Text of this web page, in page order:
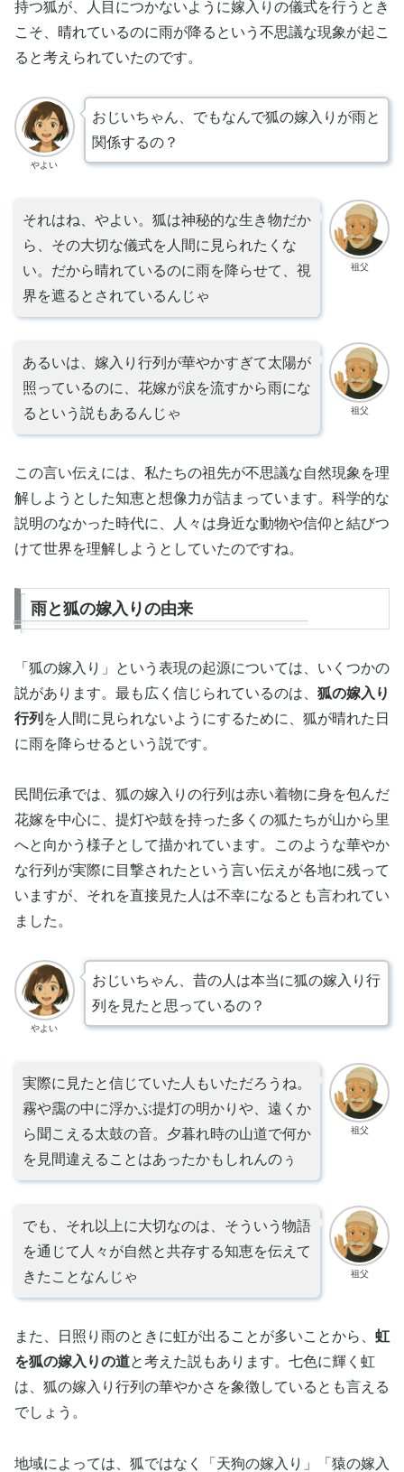
持つ狐が、人目につかないように嫁入りの儀式を行うとき
こそ、晴れているのに雨が降るという不思議な現象が起こ
ると考えられていたのです。
やよい
おじいちゃん、でもなんで狐の嫁入りが雨と
関係するの？
祖父
それはね、やよい。狐は神秘的な生き物だか
ら、その大切な儀式を人間に見られたくな
い。だから晴れているのに雨を降らせて、視
界を遮るとされているんじゃ
祖父
あるいは、嫁入り行列が華やかすぎて太陽が
照っているのに、花嫁が涙を流すから雨にな
るという説もあるんじゃ
この言い伝えには、私たちの祖先が不思議な自然現象を理
解しようとした知恵と想像力が詰まっています。科学的な
説明のなかった時代に、人々は身近な動物や信仰と結びつ
けて世界を理解しようとしていたのですね。
雨と狐の嫁入りの由来
「狐の嫁入り」という表現の起源については、いくつかの
説があります。最も広く信じられているのは、 狐の嫁入り
行列 を人間に見られないようにするために、狐が晴れた日
に雨を降らせるという説です。
民間伝承では、狐の嫁入りの行列は赤い着物に身を包んだ
花嫁を中心に、提灯や鼓を持った多くの狐たちが山から里
へと向かう様子として描かれています。このような華やか
な行列が実際に目撃されたという言い伝えが各地に残って
いますが、それを直接見た人は不幸になるとも言われてい
ました。
やよい
おじいちゃん、昔の人は本当に狐の嫁入り行
列を見たと思っているの？
祖父
実際に見たと信じていた人もいただろうね。
霧や靄の中に浮かぶ提灯の明かりや、遠くか
ら聞こえる太鼓の音。夕暮れ時の山道で何か
を見間違えることはあったかもしれんのぅ
祖父
でも、それ以上に大切なのは、そういう物語
を通じて人々が自然と共存する知恵を伝えて
きたことなんじゃ
また、日照り雨のときに虹が出ることが多いことから、 虹
を狐の嫁入りの道と考えた説もあります。七色に輝く虹
は、狐の嫁入り行列の華やかさを象徴しているとも言える
でしょう。
地域によっては、狐ではなく「天狗の嫁入り」「猿の嫁入